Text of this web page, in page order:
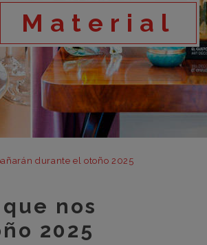
Material
durante el otoño 2025
nos
2025